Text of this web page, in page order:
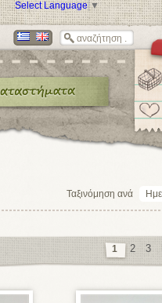
Select Language ▼
Ταξινόμηση ανά
1 2 3